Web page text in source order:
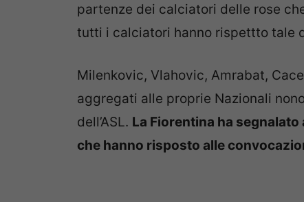
partenze dei calciatori delle rose
tutti i calciatori hanno rispettto tale
Milenkovic, Vlahovic, Amrabat,
aggregati alle proprie Nazionali
dell’ASL. La Fiorentina ha segnalato
che hanno risposto alle